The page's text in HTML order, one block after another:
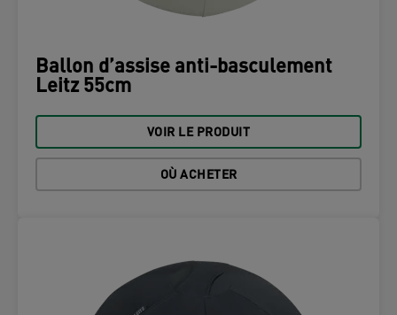
Ballon d’assise anti-basculement
Leitz 55cm
VOIR LE PRODUIT
OÙ ACHETER